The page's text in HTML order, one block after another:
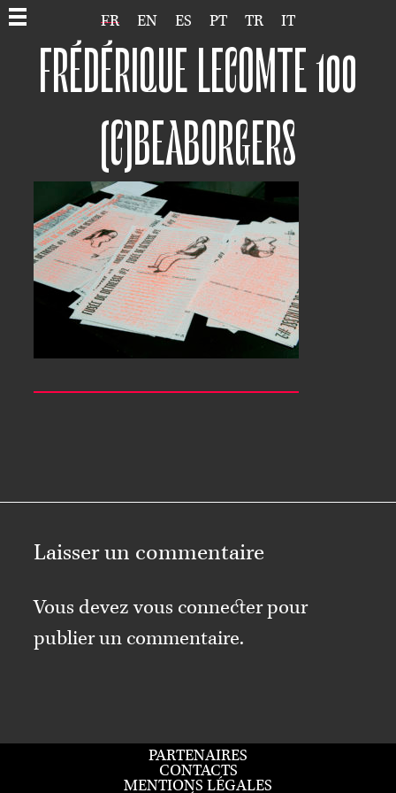
FR EN ES PT TR IT
FRÉDÉRIQUE LECOMTE 100
(C)BEABORGERS
Laisser un commentaire
Vous devezvous connecterpour
publier un commentaire.
PARTENAIRES
CONTACTS
MENTIONS LÉGALES